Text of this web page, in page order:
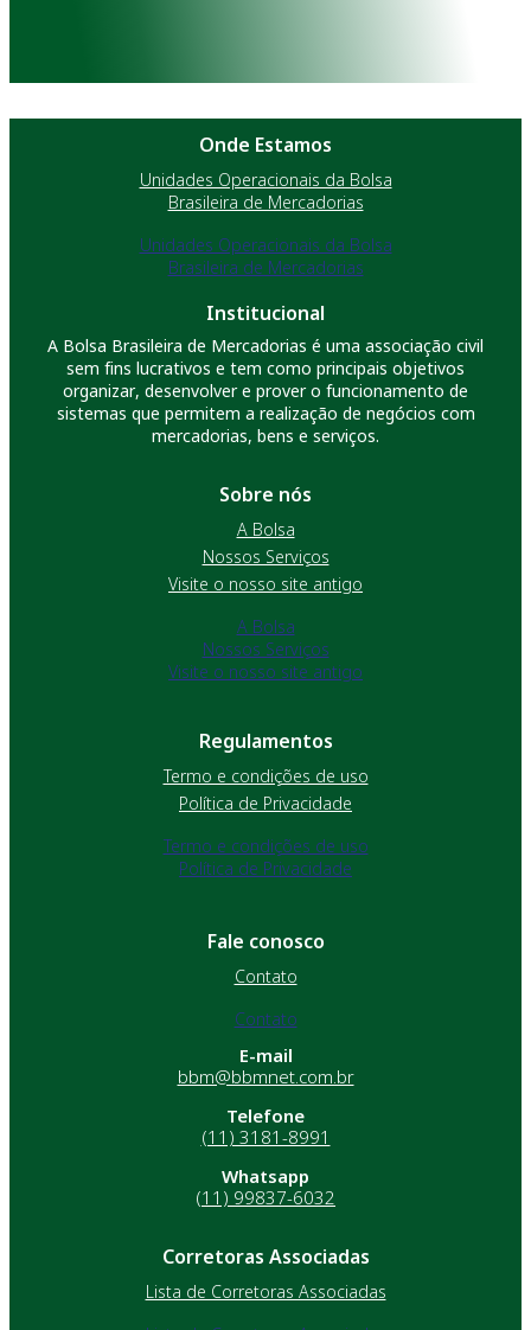
Onde Estamos
Unidades Operacionais da Bolsa
Brasileira de Mercadorias
Unidades Operacionais da Bolsa
Brasileira de Mercadorias
Institucional
A Bolsa Brasileira de Mercadorias é uma associação civil
sem fins lucrativos e tem como principais objetivos
organizar, desenvolver e prover o funcionamento de
sistemas que permitem a realização de negócios com
mercadorias, bens e serviços.
Sobre nós
A Bolsa
Nossos Serviços
Visite o nosso site antigo
A Bolsa
Nossos Serviços
Visite o nosso site antigo
Regulamentos
Termo e condições de uso
Política de Privacidade
Termo e condições de uso
Política de Privacidade
Fale conosco
Contato
Contato
E-mail
bbm@bbmnet.com.br
Telefone
(11) 3181-8991
Whatsapp
(11) 99837-6032
Corretoras Associadas
Lista de Corretoras Associadas